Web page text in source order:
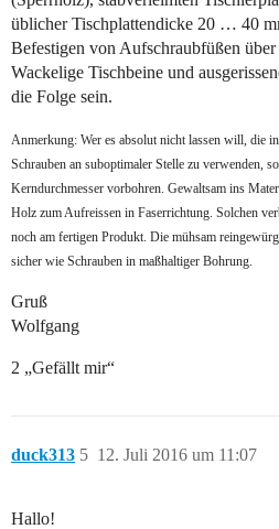
üblicher Tischplattendicke 20 … 40
Befestigen von Aufschraubfüßen
Wackelige Tischbeine und
die Folge sein.
Anmerkung: Wer es absolut nicht lassen will, die
Schrauben an suboptimaler Stelle zu verwenden,
Kerndurchmesser vorbohren. Gewaltsam ins
Holz zum Aufreissen in Faserrichtung. Solchen
noch am fertigen Produkt. Die mühsam
sicher wie Schrauben in maßhaltiger Bohrung.
Gruß
Wolfgang
2 „Gefällt mir“
duck313 12. Juli 2016 um 11:07
5
Hallo!